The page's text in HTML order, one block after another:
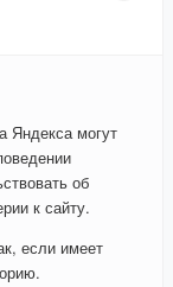
Яндекса могут
об
к сайту.
если имеет